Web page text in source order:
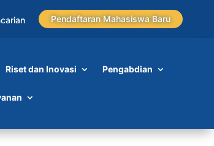
Pendaftaran Mahasiswa Baru
Riset dan Inovasi Pengabdian